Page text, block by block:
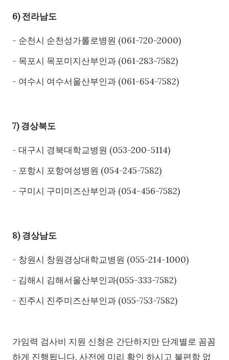
6) 전라남도
- 순천시 순천성가롤로병원 (061-720-2000)
- 목포시 목포미지산부인과 (061-283-7582)
- 여수시 여수서울산부인과 (061-654-7582)
7) 경상북도
- 대구시 경북대학교병원 (053-200-5114)
- 포항시 포항여성병원 (054-245-7582)
- 구미시 구미미즈산부인과 (054-456-7582)
8) 경상남도
- 창원시 창원경상대학교병원 (055-214-1000)
- 김해시 김해서울산부인과(055-333-7582)
- 진주시 진주미즈산부인과 (055-753-7582)
가임력 검사비 지원 신청은 간단하지만 단계별로 꼼꼼
하게 진행됩니다. 사전에 미리 확인 하시고 불편함 없